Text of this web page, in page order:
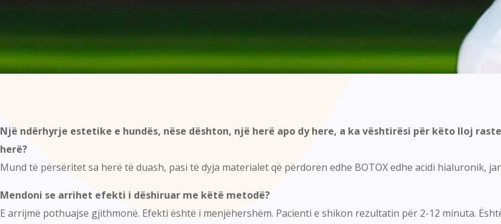
Një ndërhyrje estetike e hundës, nëse dështon, një herë apo dy here, a ka vështirësi për këto lloj
herë?
Mund të përsëritet sa herë të duash, pasi të dyja materialet që përdoren edhe BOTOX edhe acidi hialuronik,
Mendoni se arrihet efekti i dëshiruar me këtë metodë?
E arrijmë pothuajse gjithmonë. Efekti është i menjëhershëm. Pacienti e shikon rezultatin për 2-12 minuta.